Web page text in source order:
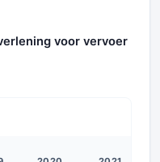
voor vervoer